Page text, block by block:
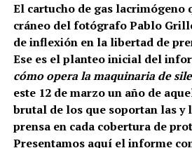
El cartucho de gas lacrimógeno
cráneo del fotógrafo Pablo
de inflexión en la libertad de
Ese es el planteo inicial del
cómo opera la maquinaria de
este 12 de marzo un año de
brutal de los que soportan las y
prensa en cada cobertura de
Presentamos aquí el informe